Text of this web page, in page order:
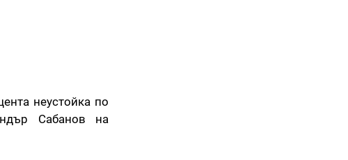
неустойка по
Сабанов на